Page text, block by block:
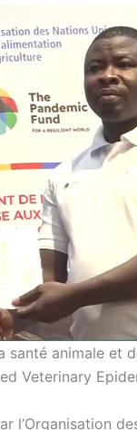
animale et
Veterinary
l’Organisation